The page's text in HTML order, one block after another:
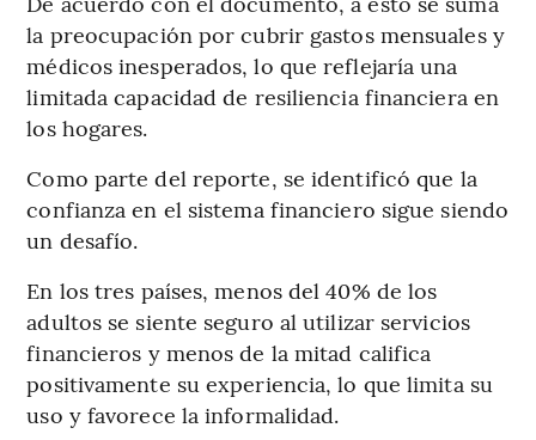
la preocupación por cubrir gastos mensuales y
médicos inesperados, lo que reflejaría una
limitada capacidad de resiliencia financiera en
los hogares.
Como parte del reporte, se identificó que la
confianza en el sistema financiero sigue siendo
un desafío.
En los tres países, menos del 40% de los
adultos se siente seguro al utilizar servicios
financieros y menos de la mitad califica
positivamente su experiencia, lo que limita su
uso y favorece la informalidad.